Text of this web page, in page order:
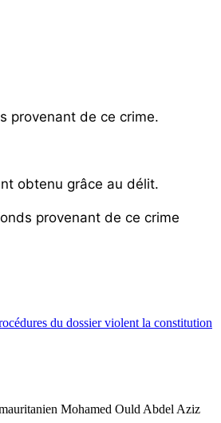
provenant de ce crime.
obtenu grâce au délit.
provenant de ce crime
du dossier violent la constitution
Mohamed Ould Abdel Aziz.